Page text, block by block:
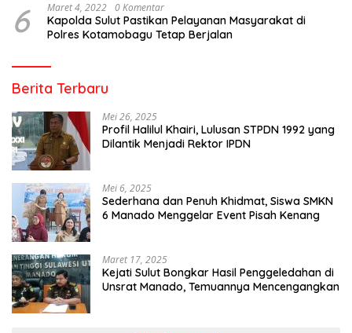
6 Maret 4, 2022 0 Komentar
Kapolda Sulut Pastikan Pelayanan Masyarakat di
Polres Kotamobagu Tetap Berjalan
Berita Terbaru
Mei 26, 2025
Profil Halilul Khairi, Lulusan STPDN 1992 yang
Dilantik Menjadi Rektor IPDN
Mei 6, 2025
Sederhana dan Penuh Khidmat, Siswa SMKN
6 Manado Menggelar Event Pisah Kenang
Maret 17, 2025
Kejati Sulut Bongkar Hasil Penggeledahan di
Unsrat Manado, Temuannya Mencengangkan